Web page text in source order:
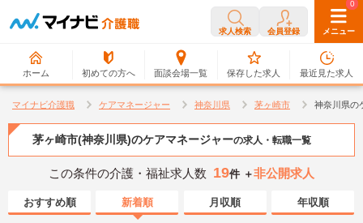
求人検索 会員登録 メニュー
ホーム 初めての方へ 面談会場一覧
0
保存した求人
0
最近見た求人
マイナビ介護職 ケアマネージャー 神奈川県 茅ヶ崎市 神奈川県の
茅ヶ崎市(神奈川県)のケアマネージャーの求人・転職一覧
この条件の介護・福祉求人数 19件 ＋非公開求人
おすすめ順 新着順 月収順 年収順